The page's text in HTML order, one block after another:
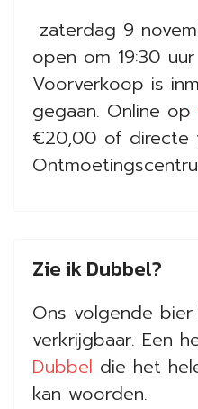
zaterdag 9
open om 19:30
Voorverkoop is
gegaan. Online op
€20,00 of directe
Zie ik Dubbel?
Ons volgende
verkrijgbaar. Een
Dubbel die het
kan woorden.